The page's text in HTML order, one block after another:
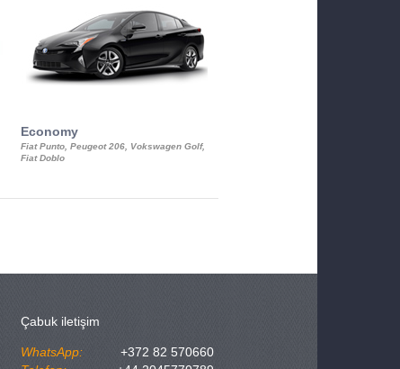
Economy
Fiat Punto, Peugeot 206, Vokswagen Golf,
Fiat Doblo
Çabuk iletişim
WhatsApp:
+372 82 570660